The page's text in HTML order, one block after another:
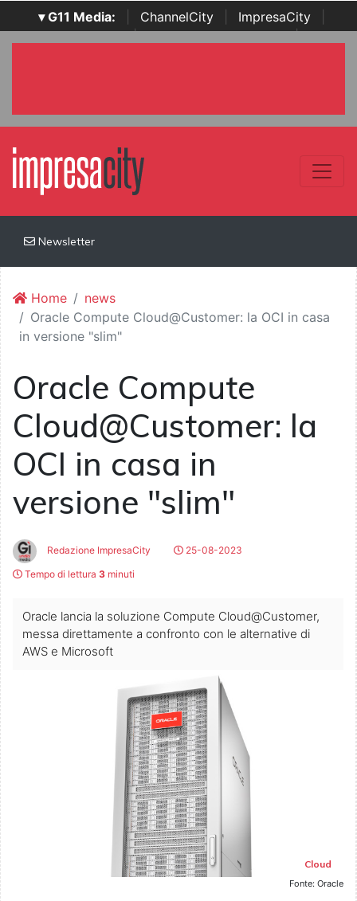
▾ G11 Media: ChannelCity ImpresaCity
SecurityOpenLab | Italian Channel Awards | Italian
Newsletter
Home
news
Oracle Compute Cloud@Customer: la OCI in casa
in versione "slim"
Oracle Compute
Cloud@Customer: la
OCI in casa in
versione "slim"
Redazione ImpresaCity
25-08-2023
Tempo di lettura 3 minuti
Oracle lancia la soluzione Compute Cloud@Customer,
messa direttamente a confronto con le alternative di
AWS e Microsoft
Cloud
Fonte: Oracle